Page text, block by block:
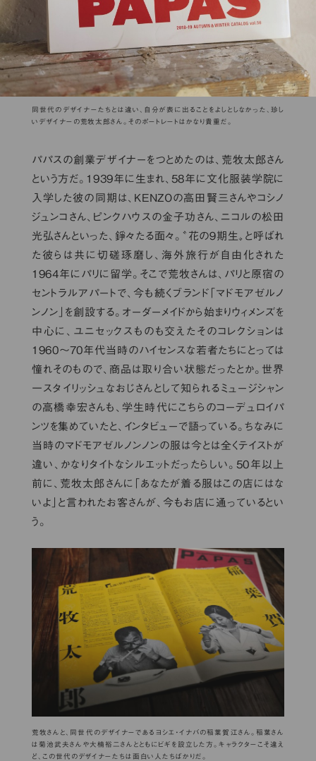
同世代のデザイナーたちとは違い、自分が表に出ることをよしとしなかった、珍し
いデザイナーの荒牧太郎さん。そのポートレートはかなり貴重だ。
パパスの創業デザイナーをつとめたのは、荒牧太郎さん
という方だ。1939年に生まれ、58年に文化服装学院に
入学した彼の同期は、KENZOの高田賢三さんやコシノ
ジュンコさん、ピンクハウスの金子功さん、ニコルの松田
光弘さんといった、錚々たる面々。〝花の９期生〟と呼ばれ
た彼らは共に切磋琢磨し、海外旅行が自由化された
1964年にパリに留学。そこで荒牧さんは、パリと原宿の
セントラルアパートで、今も続くブランド「マドモアゼルノ
ンノン」を創設する。オーダーメイドから始まりウィメンズを
中心に、ユニセックスものも交えたそのコレクションは
1960〜70年代当時のハイセンスな若者たちにとっては
憧れそのもので、商品は取り合い状態だったとか。世界
一スタイリッシュなおじさんとして知られるミュージシャン
の高橋幸宏さんも、学生時代にこちらのコーデュロイパ
ンツを集めていたと、インタビューで語っている。ちなみに
当時のマドモアゼルノンノンの服は今とは全くテイストが
違い、かなりタイトなシルエットだったらしい。50年以上
前に、荒牧太郎さんに「あなたが着る服はこの店にはな
いよ」と言われたお客さんが、今もお店に通っているとい
う。
荒牧さんと、同世代のデザイナーであるヨシエ・イナバの稲葉賀江さん。稲葉さん
は菊池武夫さんや大楠裕二さんとともにビギを設立した方。キャラクターこそ違え
ど、この世代のデザイナーたちは面白い人たちばかりだ。